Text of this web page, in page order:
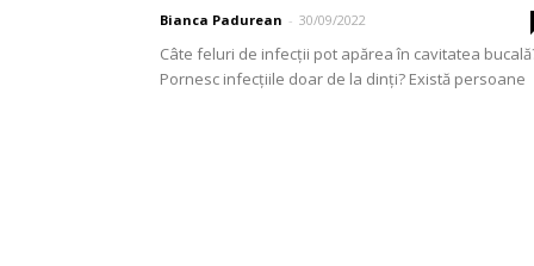
Bianca Padurean - 30/09/2022
Câte feluri de infecții pot apărea în cavitatea
Pornesc infecțiile doar de la dinți? Există persoane